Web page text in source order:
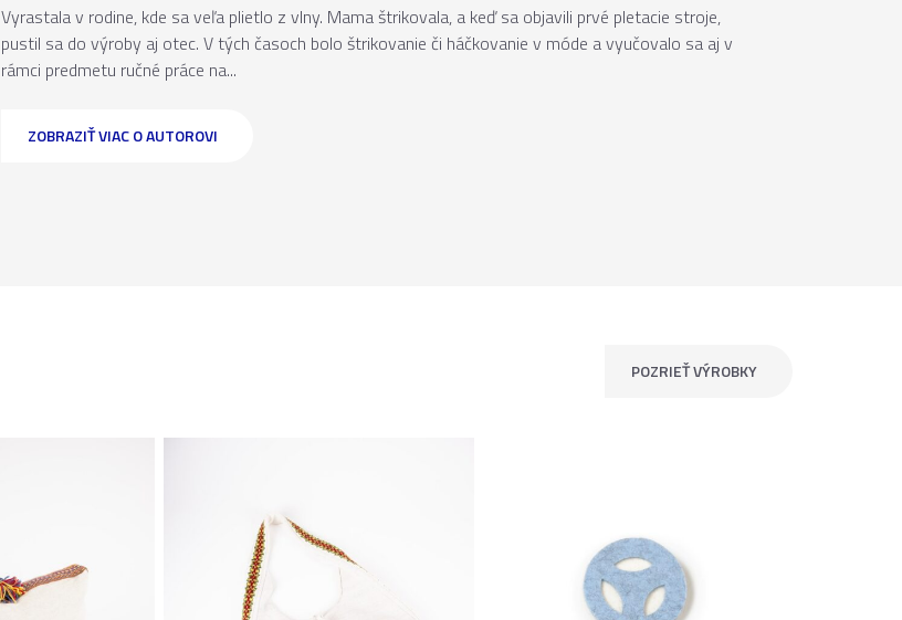
Vyrastala v rodine, kde sa veľa plietlo z vlny. Mama štrikovala, a keď sa objavili prvé pletacie stroje,
pustil sa do výroby aj otec. V tých časoch bolo štrikovanie či háčkovanie v móde a vyučovalo sa aj v
rámci predmetu ručné práce na...
ZOBRAZIŤ VIAC O AUTOROVI
POZRIEŤ VÝROBKY